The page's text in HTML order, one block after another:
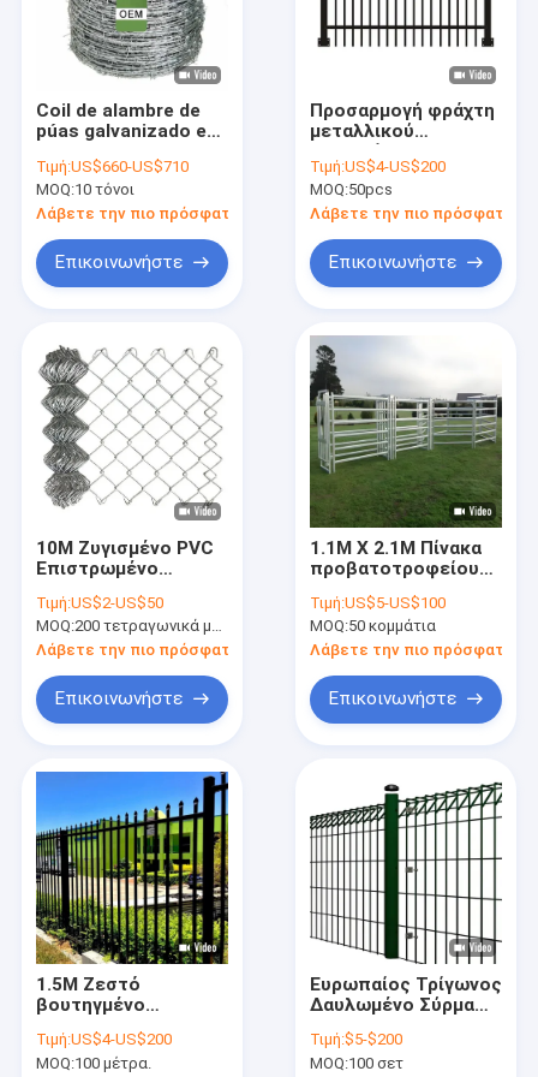
Αρχική σελίδα
Προϊόντα
Εκπομπή VR
Σχετικά με εμάς
Επισκέψεις στο εργοστάσιο
Επικοινωνήστε μαζί μας
Ειδήσεις
Υποθέσεις
Ζητήστε μια προσφορά
Φράχτες από μεταλλικό σύρμα
Μεταλλικό προσωρινό φράχτη
Coil de alambre de
púas galvanizado en
navaja cruzada para
valla en calibre 12-16
Τιμή:US$660-US$710
MOQ:10 τόνοι
Λάβετε την πιο πρόσφατη τιμή
Επικοινωνήστε
Προσαρμογή φράχτη
μεταλλικού
Τιμή:US$4-US$200
MOQ:50pcs
Λάβετε την πιο πρόσφατη
Επικοινωνήστε
10M Ζυγισμένο PVC
Επιστρωμένο
Φράχτης Για Φράχτη
Κήπου
Τιμή:US$2-US$50
MOQ:200 τετραγωνικά μέτρα
Λάβετε την πιο πρόσφατη τιμή
Επικοινωνήστε
1.1M X 2.1M Πίνακα
προβατοτροφείου
Μεταλλικό Πίνακα
Γέφυρας
Τιμή:US$5-US$100
MOQ:50 κομμάτια
Λάβετε την πιο πρόσφατη
Επικοινωνήστε
1.5M Ζεστό
βουτηγμένο
χάλυβα φράχτης
Τιμή:US$4-US$200
MOQ:100 μέτρα.
Ευρωπαίος Τρίγωνος
Δαυλωμένο Σύρμα
Δαχτυλίας BRC 1.8m
Τιμή:$5-$200
MOQ:100 σετ